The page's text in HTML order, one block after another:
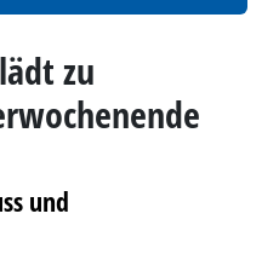
zu
und